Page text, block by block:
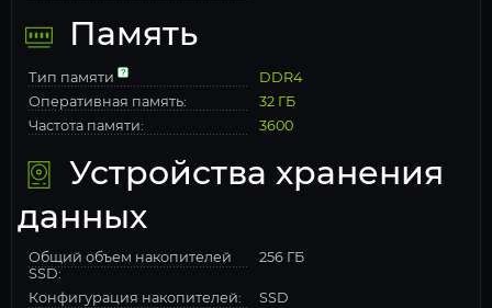
Память
Тип памяти
DDR4
Оперативная память:
32 ГБ
Частота памяти:
3600
Устройства хранения
данных
Общий объем накопителей
SSD:
256 ГБ
Конфигурация накопителей: SSD